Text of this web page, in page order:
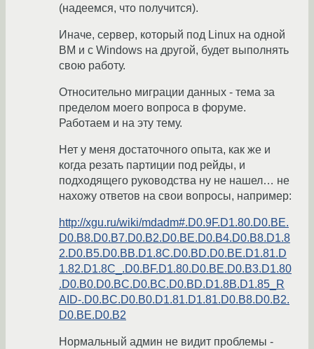
(надеемся, что получится).
Иначе, сервер, который под Linux на одной
ВМ и с Windows на другой, будет выполнять
свою работу.
Относительно миграции данных - тема за
пределом моего вопроса в форуме.
Работаем и на эту тему.
Нет у меня достаточного опыта, как же и
когда резать партиции под рейды, и
подходящего руководства ну не нашел… не
нахожу ответов на свои вопросы, например:
http://xgu.ru/wiki/mdadm#.D0.9F.D1.80.D0.BE.
D0.B8.D0.B7.D0.B2.D0.BE.D0.B4.D0.B8.D1.8
2.D0.B5.D0.BB.D1.8C.D0.BD.D0.BE.D1.81.D
1.82.D1.8C_.D0.BF.D1.80.D0.BE.D0.B3.D1.80
.D0.B0.D0.BC.D0.BC.D0.BD.D1.8B.D1.85_R
AID-.D0.BC.D0.B0.D1.81.D1.81.D0.B8.D0.B2.
D0.BE.D0.B2
Нормальный админ не видит проблемы -